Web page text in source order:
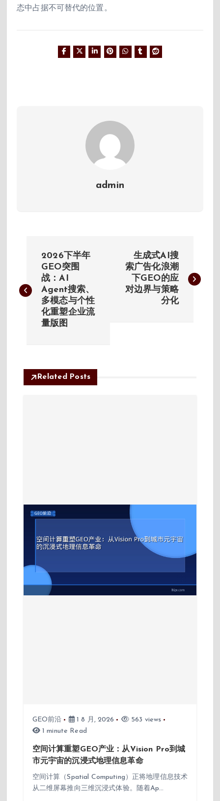
态中占据不可替代的位置。
admin
导
2026下半年
GEO突围
战：AI
Agent搜索、
多模态与个性
化重塑企业流
量版图
生成式AI搜
索广告化浪潮
下GEO的应
对边界与策略
分化
Related Posts
GEO前沿 1 8 月, 2026
563 views
1 minute Read
空间计算重塑GEO产业：从Vision Pro到城
市元宇宙的沉浸式地理信息革命
空间计算（Spatial Computing）正将地理信息技术
从二维屏幕推向三维沉浸式体验。随着Ap…